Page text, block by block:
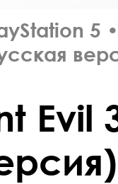
5 •
Evil